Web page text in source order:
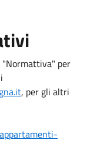
"Normattiva" per
, per gli altri